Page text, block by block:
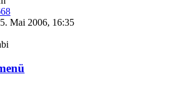
Mai 2006, 16:35